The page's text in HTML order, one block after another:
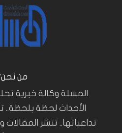
من
المسلة وكالة خبرية
الأحداث لحظة بلحظة..
تداعياتها.. تنشر